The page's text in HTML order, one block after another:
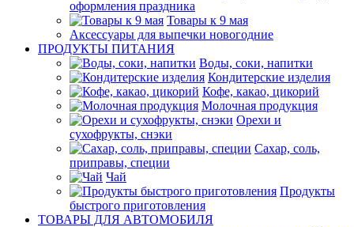
оформления праздника
Товары к 9 мая
Аксессуары для выпечки новогодние
ПРОДУКТЫ ПИТАНИЯ
Воды, соки, напитки
Кондитерские изделия
Кофе, какао, цикорий
Молочная продукция
Орехи и
сухофрукты, снэки
Сахар, соль,
приправы, специи
Чай
Продукты
быстрого приготовления
ТОВАРЫ ДЛЯ АВТОМОБИЛЯ